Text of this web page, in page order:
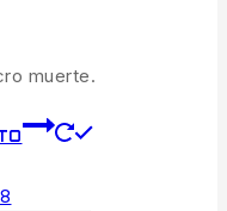
muerte.